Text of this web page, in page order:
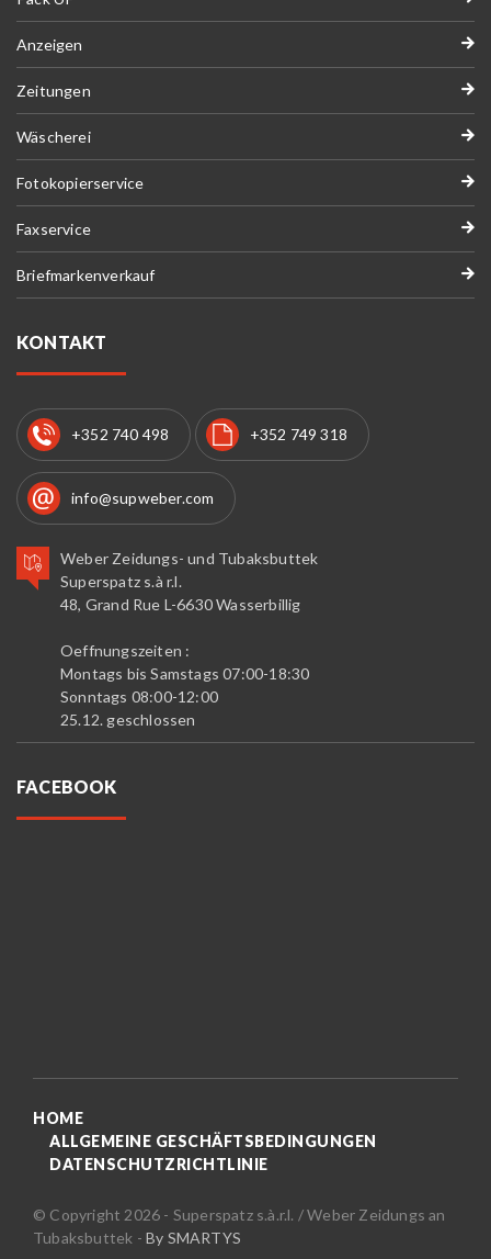
Anzeigen
Zeitungen
Wäscherei
Fotokopierservice
Faxservice
Briefmarkenverkauf
KONTAKT
+352 740 498 +352 749 318
info@supweber.com
Weber Zeidungs- und Tubaksbuttek
Superspatz s.à r.l.
48, Grand Rue L-6630 Wasserbillig
Oeffnungszeiten :
Montags bis Samstags 07:00-18:30
Sonntags 08:00-12:00
25.12. geschlossen
FACEBOOK
HOME
ALLGEMEINE GESCHÄFTSBEDINGUNGEN
DATENSCHUTZRICHTLINIE
© Copyright 2026 - Superspatz s.à.r.l. / Weber Zeidungs an
Tubaksbuttek - By SMARTYS